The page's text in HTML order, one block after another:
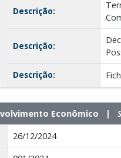
Descrição:
Descrição:
Descrição:
Econômico |
26/12/2024